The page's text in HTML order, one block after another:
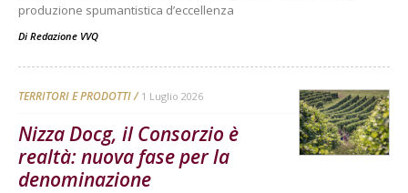
produzione spumantistica d’eccellenza
Di Redazione VVQ
TERRITORI E PRODOTTI 1 Luglio 2026
Nizza Docg, il Consorzio è
realtà: nuova fase per la
denominazione